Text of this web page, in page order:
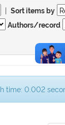
| Sort items by
Authors/record
time: 0.002